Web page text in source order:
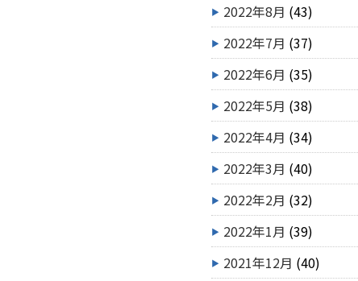
2022年8月 (43)
2022年7月 (37)
2022年6月 (35)
2022年5月 (38)
2022年4月 (34)
2022年3月 (40)
2022年2月 (32)
2022年1月 (39)
2021年12月 (40)